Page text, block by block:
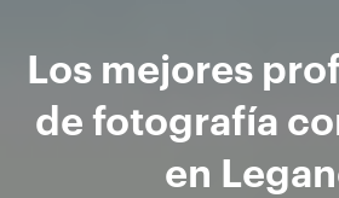
Los mejores
de fotografía
en